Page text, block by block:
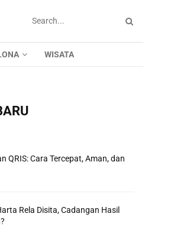
WISATA
QRIS: Cara Tercepat, Aman, dan
Rela Disita, Cadangan Hasil